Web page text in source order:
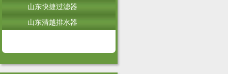
山东快捷过滤器
山东清越排水器